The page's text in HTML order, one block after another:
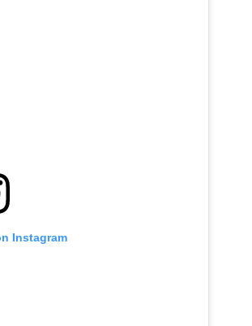
Instagram